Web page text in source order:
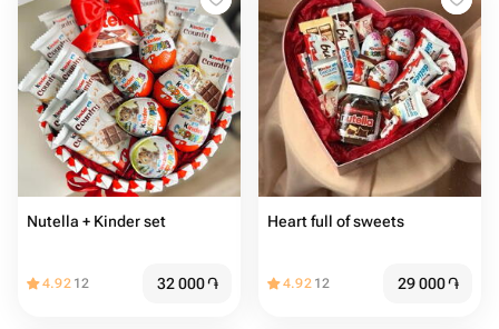
Nutella + Kinder set
4.92 12 32 000֏
Heart full of sweets
4.92 12 29 000֏